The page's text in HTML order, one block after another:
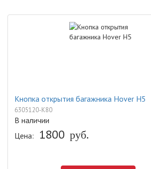
Кнопка открытия багажника Hover H5
6305120-K80
В наличии
Цена:
1800 руб.